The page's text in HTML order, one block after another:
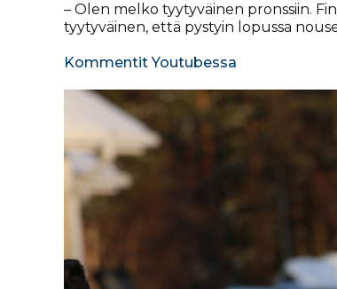
– Olen melko tyytyväinen pronssiin.
tyytyväinen, että pystyin lopussa
Kommentit Youtubessa